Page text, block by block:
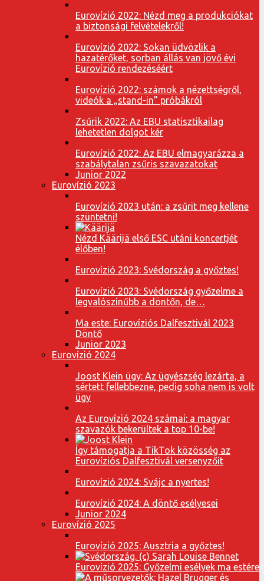
Eurovízió 2022: Nézd meg a produkciókat
a biztonsági felvételekről!
Eurovízió 2022: Sokan üdvözlik a
hazatérőket, sorban állás van jövő évi
Eurovízió rendezéséért
Eurovízió 2022: számok a nézettségről,
videók a „stand-in” próbákról
Zsűrik 2022: Az EBU statisztikailag
lehetetlen dolgot kér
Eurovízió 2022: Az EBU elmagyarázza a
szabálytalan zsűris szavazatokat
Junior 2022
Eurovízió 2023
Eurovízió 2023 után: a zsűrit meg kellene
szüntetni!
Nézd Käärijä első ESC utáni koncertjét
élőben!
Eurovízió 2023: Svédország a győztes!
Eurovízió 2023: Svédország győzelme a
legvalószínűbb a döntőn, de…
Ma este: Eurovíziós Dalfesztivál 2023
Döntő
Junior 2023
Eurovízió 2024
Joost Klein ügy: Az ügyészség lezárta, a
sértett fellebbezne, pedig soha nem is volt
ügy
Az Eurovízió 2024 számai: a magyar
szavazók bekerültek a top 10-be!
Így támogatja a TikTok közösség az
Eurovíziós Dalfesztivál versenyzőit
Eurovízió 2024: Svájc a nyertes!
Eurovízió 2024: A döntő esélyesei
Junior 2024
Eurovízió 2025
Eurovízió 2025: Ausztria a győztes!
Eurovízió 2025: Győzelmi esélyek ma estére